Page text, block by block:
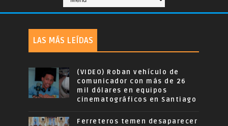
LAS MÁS LEÍDAS
(VIDEO) Roban vehículo de
comunicador con más de 26
mil dólares en equipos
cinematográficos en Santiago
Ferreteros temen desaparecer